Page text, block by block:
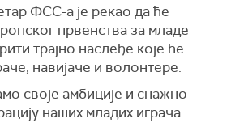
ФСС-а је рекао да ће
првенства за младе
трајно наслеђе које ће
навијаче и волонтере.
своје амбиције и снажно
наших младих играча